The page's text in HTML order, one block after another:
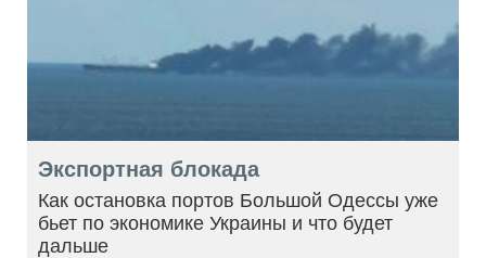
Экспортная блокада
Как остановка портов Большой Одессы уже
бьет по экономике Украины и что будет
дальше